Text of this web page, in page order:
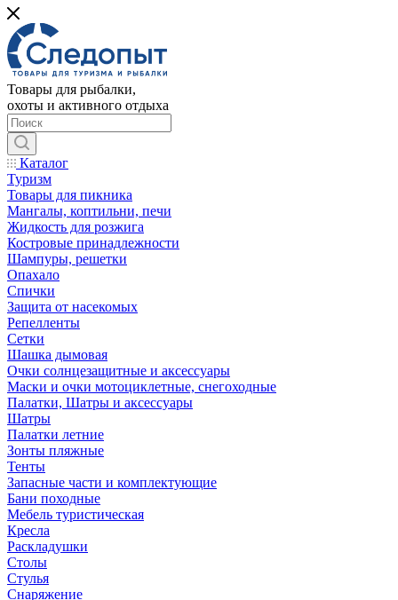
Товары для рыбалки,
охоты и активного отдыха
Каталог
Туризм
Товары для пикника
Мангалы, коптильни, печи
Жидкость для розжига
Костровые принадлежности
Шампуры, решетки
Опахало
Спички
Защита от насекомых
Репелленты
Сетки
Шашка дымовая
Очки солнцезащитные и аксессуары
Маски и очки мотоциклетные, снегоходные
Палатки, Шатры и аксессуары
Шатры
Палатки летние
Зонты пляжные
Тенты
Запасные части и комплектующие
Бани походные
Мебель туристическая
Кресла
Раскладушки
Столы
Стулья
Снаряжение